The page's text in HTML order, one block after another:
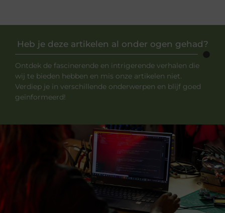
Heb je deze artikelen al onder ogen gehad?
Ontdek de fascinerende en intrigerende verhalen die
wij te bieden hebben en mis onze artikelen niet.
Verdiep je in verschillende onderwerpen en blijf goed
geïnformeerd!